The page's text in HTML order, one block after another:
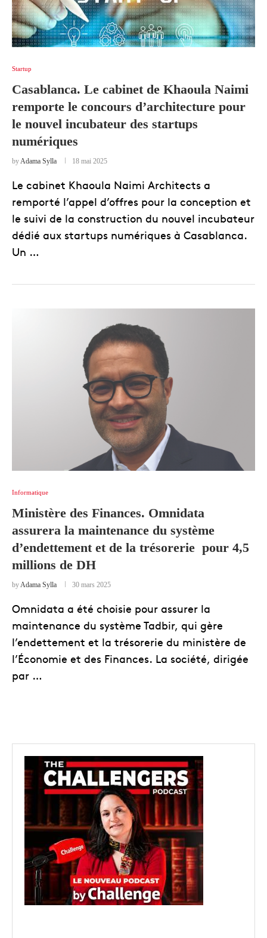
Startup
Casablanca. Le cabinet de Khaoula Naimi
remporte le concours d’architecture pour
le nouvel incubateur des startups
numériques
byAdama Sylla 18 mai 2025
Le cabinet Khaoula Naimi Architects a
remporté l’appel d’offres pour la conception et
le suivi de la construction du nouvel incubateur
dédié aux startups numériques à Casablanca.
Un …
Informatique
Ministère des Finances. Omnidata
assurera la maintenance du système
d’endettement et de la trésorerie pour 4,5
millions de DH
byAdama Sylla 30 mars 2025
Omnidata a été choisie pour assurer la
maintenance du système Tadbir, qui gère
l’endettement et la trésorerie du ministère de
l’Économie et des Finances. La société, dirigée
par …